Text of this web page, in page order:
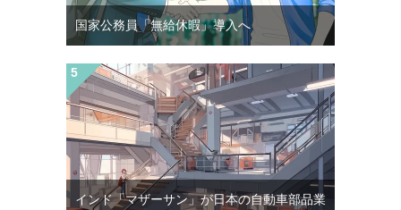
国家公務員「無給休暇」導入へ
インド「マザーサン」が日本の自動車部品業